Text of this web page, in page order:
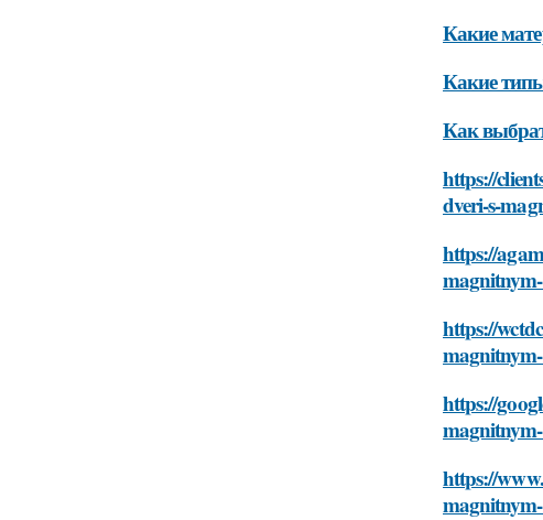
Какие
Какие
Как
https://
dveri-s-
https://
https://
https://
https://